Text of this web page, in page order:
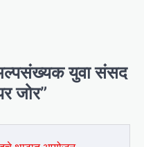
युवा संसद
जोर”